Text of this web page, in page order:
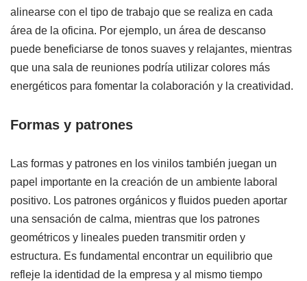
alinearse con el tipo de trabajo que se realiza en cada
área de la oficina. Por ejemplo, un área de descanso
puede beneficiarse de tonos suaves y relajantes, mientras
que una sala de reuniones podría utilizar colores más
energéticos para fomentar la colaboración y la creatividad.
Formas y patrones
Las formas y patrones en los vinilos también juegan un
papel importante en la creación de un ambiente laboral
positivo. Los patrones orgánicos y fluidos pueden aportar
una sensación de calma, mientras que los patrones
geométricos y lineales pueden transmitir orden y
estructura. Es fundamental encontrar un equilibrio que
refleje la identidad de la empresa y al mismo tiempo